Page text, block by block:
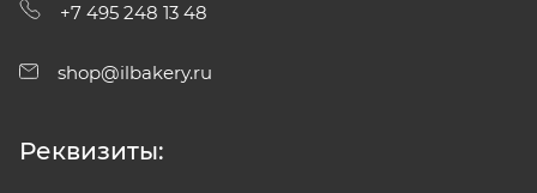
+7 495 248 13 48
shop@ilbakery.ru
Реквизиты: